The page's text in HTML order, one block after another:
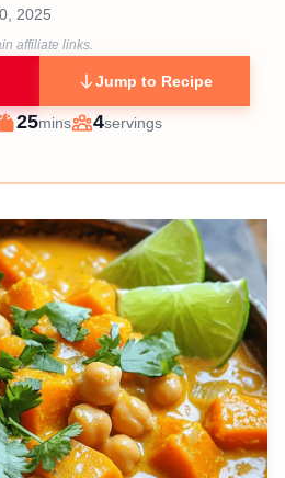
2025
affiliate links.
Jump to Recipe
Cook
25minutes
mins
Servings
4servings